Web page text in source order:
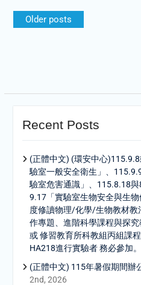
Posts
navigation
Older posts
Recent Posts
(正體中文) (環安中心
驗室一般安全衛生」、
驗室危害通識」、115.8.18
9.17「實驗室生物安全與生
度修讀物理/化學/生物教材
作專題、進階科學課程與探
或 修習教育所科教組丙組課
HA218進行實驗者 務必參加。
(正體中文) 115年暑假期間辦
2nd, 2026